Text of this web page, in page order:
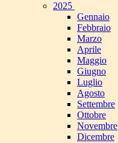
2025
Gennaio
Febbraio
Marzo
Aprile
Maggio
Giugno
Luglio
Agosto
Settembre
Ottobre
Novembre
Dicembre